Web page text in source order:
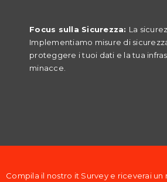
Focus sulla Sicurezza: La
Implementiamo misure di
proteggere i tuoi dati e la tua
minacce.
Compila il nostro it Survey e riceverai